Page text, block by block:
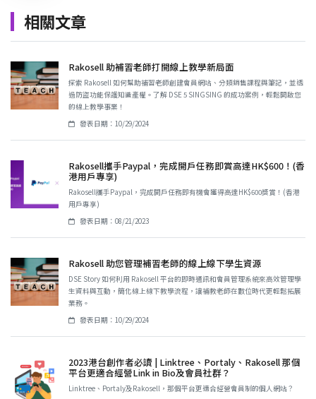
相關文章
Rakosell 助補習老師打開線上教學新局面
探索 Rakosell 如何幫助補習老師創建會員網站、分類銷售課程與筆記，並透
過防盜功能保護知識產權。了解 DSE 5 SINGSING 的成功案例，輕鬆開啟您
的線上教學事業！
發表日期：10/29/2024
Rakosell攜手Paypal，完成開戶任務即賞高達HK$600！(香
港用戶專享)
Rakosell攜手Paypal，完成開戶任務即有機會獲得高達HK$600獎賞！(香港
用戶專享)
發表日期：08/21/2023
Rakosell 助您管理補習老師的線上線下學生資源
DSE Story 如何利用 Rakosell 平台的即時通訊和會員管理系統來高效管理學
生資料與互動，簡化線上線下教學流程，讓補教老師在數位時代更輕鬆拓展
業務。
發表日期：10/29/2024
2023港台創作者必讀 | Linktree、Portaly、Rakosell 那個
平台更適合經營Link in Bio及會員社群？
Linktree、Portaly及Rakosell，那個平台更適合經營會員制的個人網站？